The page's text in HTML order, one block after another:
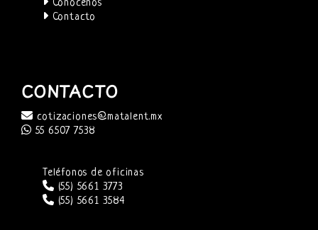
Conócenos
Contacto
CONTACTO
cotizaciones@matalent.mx
55 6507 7538
Teléfonos de oficinas
(55) 5661 3773
(55) 5661 3584